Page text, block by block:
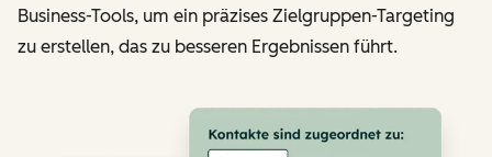
Business-Tools, um ein präzises Zielgruppen-Targeting
zu erstellen, das zu besseren Ergebnissen führt.